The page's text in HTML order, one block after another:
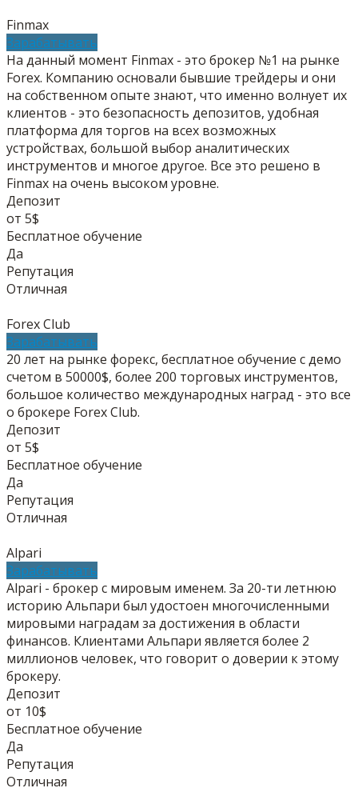
Finmax
Зарабатывать
На данный момент Finmax - это брокер №1 на рынке
Forex. Компанию основали бывшие трейдеры и они
на собственном опыте знают, что именно волнует их
клиентов - это безопасность депозитов, удобная
платформа для торгов на всех возможных
устройствах, большой выбор аналитических
инструментов и многое другое. Все это решено в
Finmax на очень высоком уровне.
Депозит
от 5$
Бесплатное обучение
Да
Репутация
Отличная
Forex Club
Зарабатывать
20 лет на рынке форекс, бесплатное обучение с демо
счетом в 50000$, более 200 торговых инструментов,
большое количество международных наград - это все
о брокере Forex Club.
Депозит
от 5$
Бесплатное обучение
Да
Репутация
Отличная
Alpari
Зарабатывать
Alpari - брокер с мировым именем. За 20-ти летнюю
историю Альпари был удостоен многочисленными
мировыми наградам за достижения в области
финансов. Клиентами Альпари является более 2
миллионов человек, что говорит о доверии к этому
брокеру.
Депозит
от 10$
Бесплатное обучение
Да
Репутация
Отличная